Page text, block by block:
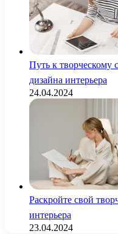
Путь к
дизайна интерьера
24.04.2024
Раскройте свой
интерьера
23.04.2024